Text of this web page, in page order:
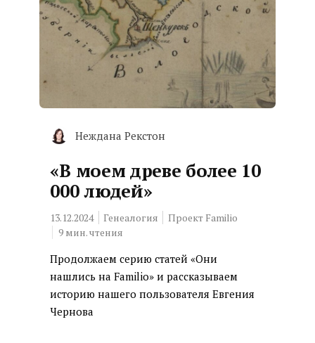
Неждана Рекстон
«В моем древе более 10
000 людей»
13.12.2024 Генеалогия
Проект Familio
9 мин. чтения
Продолжаем серию статей «Они
нашлись на Familio» и рассказываем
историю нашего пользователя Евгения
Чернова